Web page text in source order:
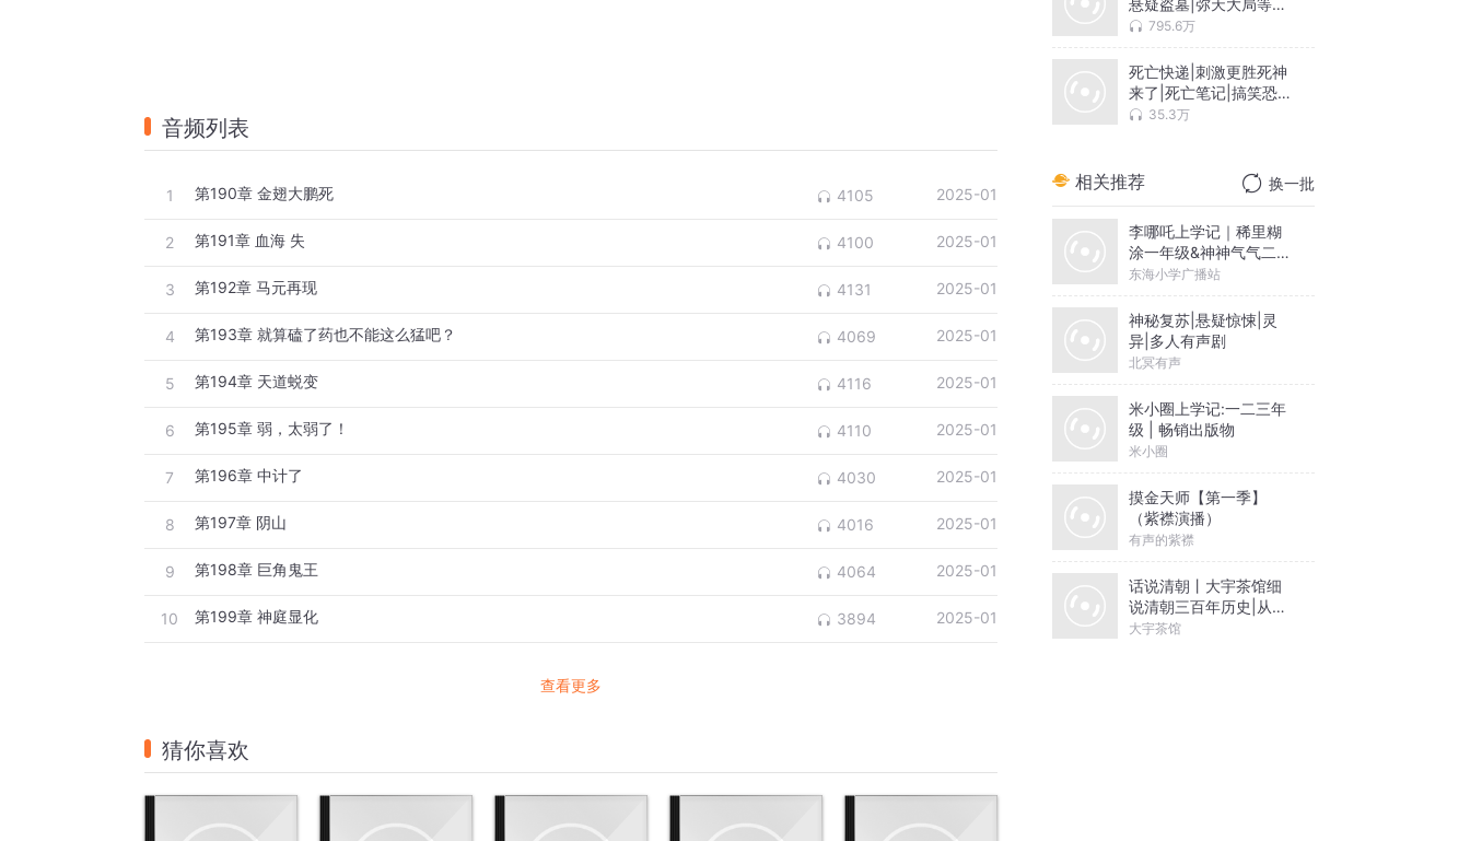
音频列表
1 第190章 金翅大鹏死 4105 2025-01
2 第191章 血海 失 4100 2025-01
3 第192章 马元再现 4131 2025-01
4 第193章 就算磕了药也不能这么猛吧？ 4069 2025-01
5 第194章 天道蜕变 4116 2025-01
6 第195章 弱，太弱了！ 4110 2025-01
7 第196章 中计了 4030 2025-01
8 第197章 阴山 4016 2025-01
9 第198章 巨角鬼王 4064 2025-01
10 第199章 神庭显化 3894 2025-01
查看更多
猜你喜欢
破 795.6万
死亡快递|刺激更胜死神
来了|死亡笔记|搞笑恐怖
灵异35.3万
相关推荐 换一批
李哪吒上学记｜稀里糊
涂一年级&神神气气二年
级
东海小学广播站
神秘复苏|悬疑惊悚|灵
异|多人有声剧
北冥有声
米小圈上学记:一二三年
级 | 畅销出版物
米小圈
摸金天师【第一季】
（紫襟演播）
有声的紫襟
话说清朝丨大宇茶馆细
说清朝三百年历史|从努
尔哈赤到末代皇帝溥仪|
大宇茶馆